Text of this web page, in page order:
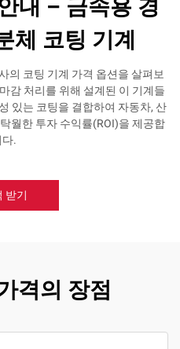
내 – 금속용 경
체 코팅 기계
의 코팅 기계 가격 옵션을 살펴보
감 처리를 위해 설계된 이 기계들
있는 코팅을 결합하여 자동차, 산
월한 투자 수익률(ROI)을 제공합
다.
받기
격의 장점